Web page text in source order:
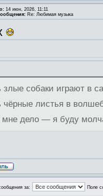
14 июн, 2026, 11:11
Re: Любимая музыка
злые собаки играют в
чёрные листья в
мне дело — я буду
за: Поле